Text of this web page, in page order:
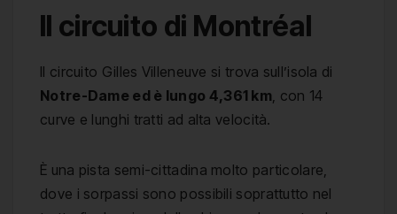
Il circuito di Montréal
Il circuito Gilles Villeneuve si trova sull’isola di
Notre-Dame ed è lungo 4,361 km , con 14
curve e lunghi tratti ad alta velocità.
È una pista semi-cittadina molto particolare,
dove i sorpassi sono possibili soprattutto nel